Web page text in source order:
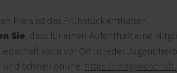
Preis ist das Frühstück enthalten.
Sie, dass für einen Aufenthalt eine
kann vor Ort in jeder
und schnell online: https://